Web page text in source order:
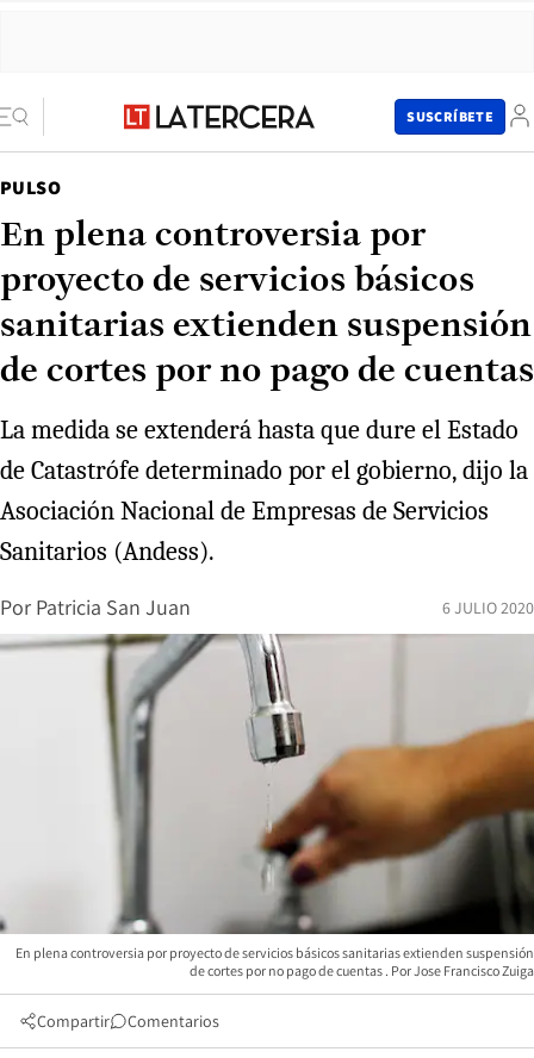
SUSCRÍBETE
PULSO
En plena controversia por
proyecto de servicios básicos
sanitarias extienden suspensión
de cortes por no pago de cuentas
La medida se extenderá hasta que dure el Estado
de Catastrófe determinado por el gobierno, dijo la
Asociación Nacional de Empresas de Servicios
Sanitarios (Andess).
Por Patricia San Juan 6 JULIO 2020
En plena controversia por proyecto de servicios básicos sanitarias extienden suspensión
de cortes por no pago de cuentas
Jose Francisco Zuiga
Compartir Comentarios